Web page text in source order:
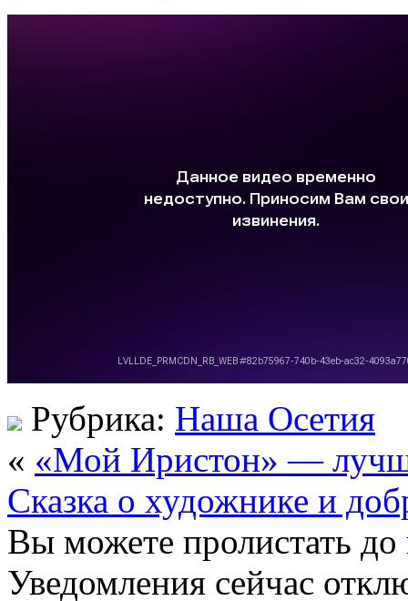
Рубрика: Наша Осетия
« «Мой Иристон» —
Сказка о художнике и
Вы можете пролистать
Уведомления сейчас